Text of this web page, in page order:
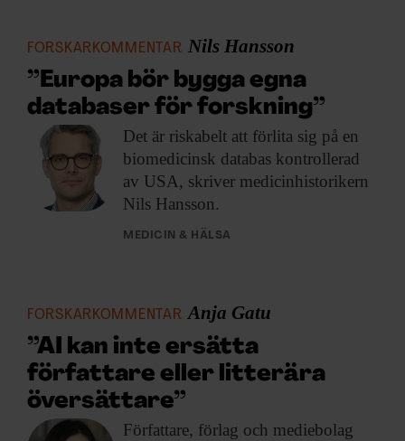
FORSKARKOMMENTAR Nils Hansson
”Europa bör bygga egna
databaser för forskning”
Det är riskabelt att förlita sig på en
biomedicinsk databas kontrollerad
av USA, skriver medicinhistorikern
Nils Hansson.
MEDICIN & HÄLSA
FORSKARKOMMENTAR Anja Gatu
”AI kan inte ersätta
författare eller litterära
översättare”
Författare, förlag och mediebolag